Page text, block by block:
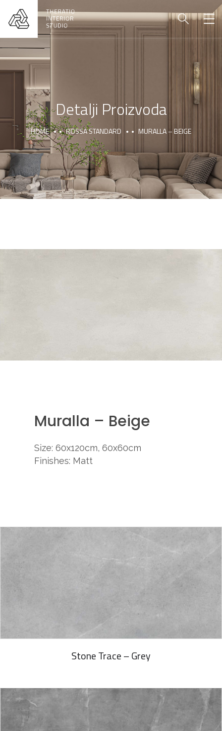
Detalji Proizvoda
HOME ROSSA STANDARD MURALLA – BEIGE
Muralla – Beige
Size: 60x120cm, 60x60cm
Finishes: Matt
Stone Trace – Grey